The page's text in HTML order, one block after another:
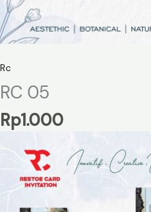
Rc
RC 05
Rp1.000